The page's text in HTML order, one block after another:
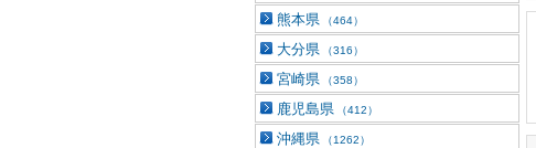
熊本県 （464）
大分県 （316）
宮崎県 （358）
鹿児島県 （412）
沖縄県 （1262）